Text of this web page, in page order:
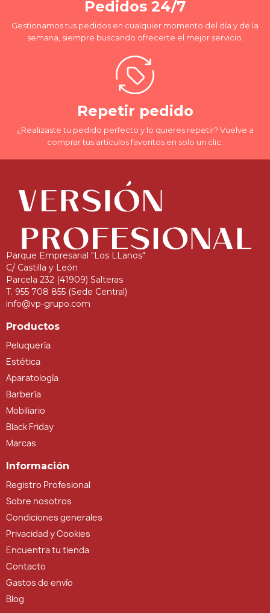
Pedidos 24/7
Gestionamos tus pedidos en cualquier momento del día y de la
semana, siempre buscando ofrecerte el mejor servicio.
Repetir pedido
¿Realizaste tu pedido perfecto y lo quieres repetir? Vuelve a
comprar tus artículos favoritos en solo un clic.
Parque Empresarial "Los LLanos"
C/ Castilla y León
Parcela 232 (41909) Salteras
T. 955 708 855 (Sede Central)
info@vp-grupo.com
Productos
Peluquería
Estética
Aparatología
Barbería
Mobiliario
Black Friday
Marcas
Información
Registro Profesional
Sobre nosotros
Condiciones generales
Privacidad y Cookies
Encuentra tu tienda
Contacto
Gastos de envío
Blog